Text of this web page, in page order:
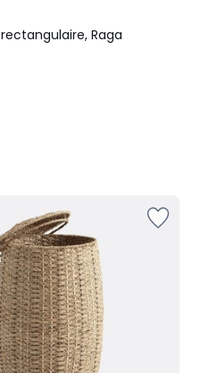
Raga